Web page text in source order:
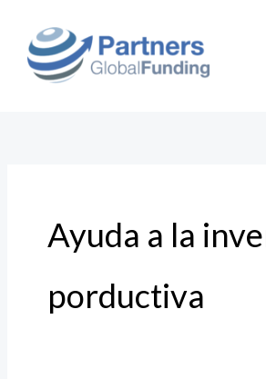
contenido
Ayuda a la
porductiva
por: